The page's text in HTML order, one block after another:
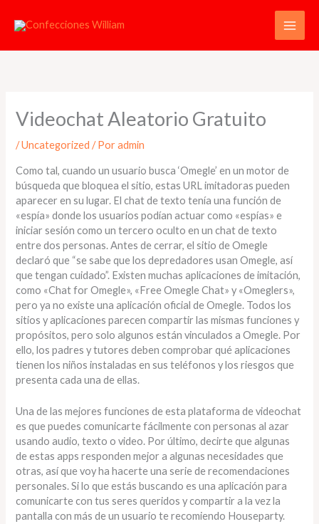
Videochat Aleatorio Gratuito
/Uncategorized / Poradmin
Como tal, cuando un usuario busca ‘Omegle’ en un motor de
búsqueda que bloquea el sitio, estas URL imitadoras pueden
aparecer en su lugar. El chat de texto tenía una función de
«espía» donde los usuarios podían actuar como «espías» e
iniciar sesión como un tercero oculto en un chat de texto
entre dos personas. Antes de cerrar, el sitio de Omegle
declaró que “se sabe que los depredadores usan Omegle, así
que tengan cuidado”. Existen muchas aplicaciones de imitación,
como «Chat for Omegle», «Free Omegle Chat» y «Omeglers»,
pero ya no existe una aplicación oficial de Omegle. Todos los
sitios y aplicaciones parecen compartir las mismas funciones y
propósitos, pero solo algunos están vinculados a Omegle. Por
ello, los padres y tutores deben comprobar qué aplicaciones
tienen los niños instaladas en sus teléfonos y los riesgos que
presenta cada una de ellas.
Una de las mejores funciones de esta plataforma de videochat
es que puedes comunicarte fácilmente con personas al azar
usando audio, texto o video. Por último, decirte que algunas
de estas apps responden mejor a algunas necesidades que
otras, así que voy ha hacerte una serie de recomendaciones
personales. Si lo que estás buscando es una aplicación para
comunicarte con tus seres queridos y compartir a la vez la
pantalla con más de un usuario te recomiendo Houseparty.